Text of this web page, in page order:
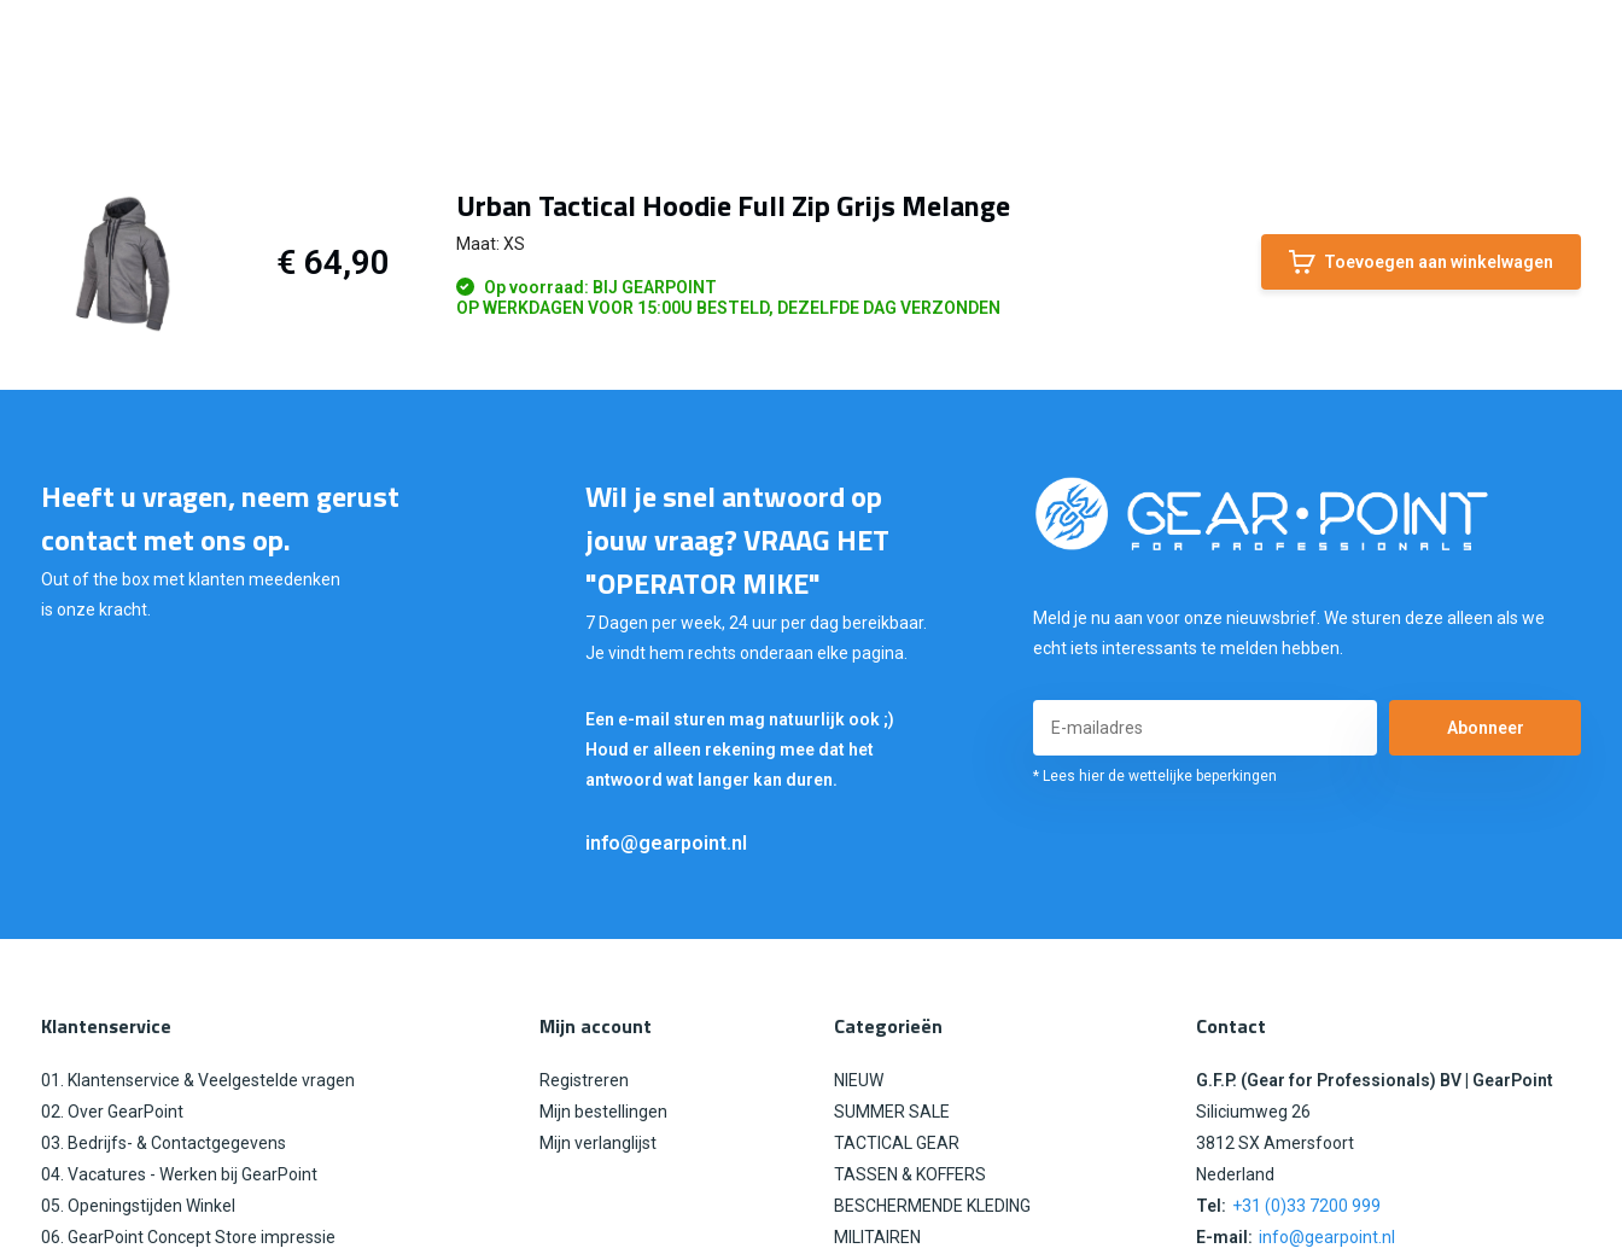
€ 64,90
Urban Tactical Hoodie Full Zip Grijs Melange
Maat: XS
Op voorraad: BIJ GEARPOINT
OP WERKDAGEN VOOR 15:00U BESTELD, DEZELFDE DAG VERZONDEN
Toevoegen aan winkelwagen
Heeft u vragen, neem gerust
contact met ons op.
Out of the box met klanten meedenken
is onze kracht.
Wil je snel antwoord op
jouw vraag? VRAAG HET
"OPERATOR MIKE"
7 Dagen per week, 24 uur per dag bereikbaar.
Je vindt hem rechts onderaan elke pagina.
Een e-mail sturen mag natuurlijk ook ;)
Houd er alleen rekening mee dat het
antwoord wat langer kan duren.
info@gearpoint.nl
Meld je nu aan voor onze nieuwsbrief. We sturen deze alleen als we
echt iets interessants te melden hebben.
Abonneer
* Lees hier de wettelijke beperkingen
Klantenservice
01. Klantenservice & Veelgestelde vragen
02. Over GearPoint
03. Bedrijfs- & Contactgegevens
04. Vacatures - Werken bij GearPoint
05. Openingstijden Winkel
06. GearPoint Concept Store impressie
Mijn account
Registreren
Mijn bestellingen
Mijn verlanglijst
Categorieën
NIEUW
SUMMER SALE
TACTICAL GEAR
TASSEN & KOFFERS
BESCHERMENDE KLEDING
MILITAIREN
Contact
G.F.P. (Gear for Professionals) BV | GearPoint
Siliciumweg 26
3812 SX Amersfoort
Nederland
Tel: +31 (0)33 7200 999
E-mail: info@gearpoint.nl